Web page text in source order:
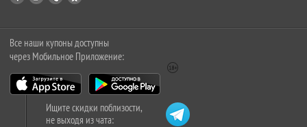
Все наши купоны доступны
через Мобильное Приложение:
Ищите скидки поблизости,
не выходя из чата: